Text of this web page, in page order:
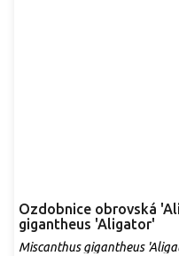
Ozdobnice obrovská
gigantheus 'Aligator'
Miscanthus gigantheus